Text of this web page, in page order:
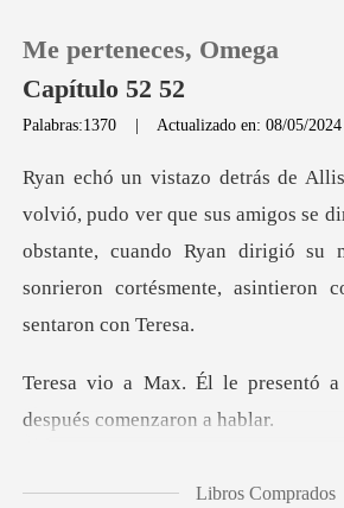
Recargar
Salir
Me perteneces, Omega
Capítulo 52 52
Palabras:1370 | Actualizado en: 08/05/2024
amigos se
obstante, cuando Ryan dirigió su
sentó
de
Libros Comprados